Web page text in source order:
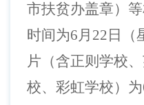
市扶贫办盖章）
时间为6月22日（
片（含正则学校
校、彩虹学校）